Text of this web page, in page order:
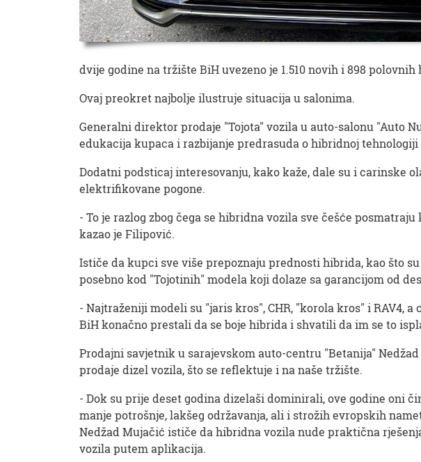
dvije godine na tržište BiH uvezeno je 1.510 novih i 898 polovnih
Ovaj preokret najbolje ilustruje situacija u salonima.
Generalni direktor prodaje "Tojota" vozila u auto-salonu "Auto
edukacija kupaca i razbijanje predrasuda o hibridnoj
Dodatni podsticaj interesovanju, kako kaže, dale su i carinske
elektrifikovane pogone.
- To je razlog zbog čega se hibridna vozila sve češće
kazao je Filipović.
Ističe da kupci sve više prepoznaju prednosti hibrida, kao što
posebno kod "Tojotinih" modela koji dolaze sa garancijom od
- Najtraženiji modeli su "jaris kros", CHR, "korola kros" i RAV4,
BiH konačno prestali da se boje hibrida i shvatili da im se to
Prodajni savjetnik u sarajevskom auto-centru "Betanija"
prodaje dizel vozila, što se reflektuje i na naše tržište.
- Dok su prije deset godina dizelaši dominirali, ove godine oni
manje potrošnje, lakšeg održavanja, ali i strožih evropskih
Nedžad Mujačić ističe da hibridna vozila nude praktična
vozila putem aplikacija.